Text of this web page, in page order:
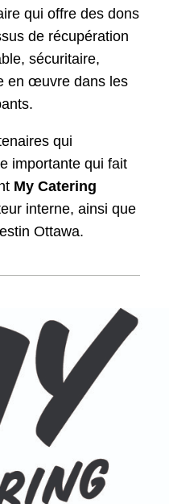
qui offre des dons
de récupération
sécuritaire,
en œuvre dans les
qui
importante qui fait
My Catering
interne, ainsi que
Ottawa.